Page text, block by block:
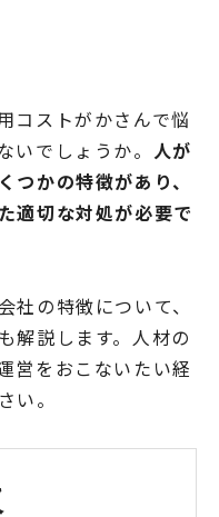
コストがかさんで悩
いでしょうか。 人が
つかの特徴があり、
適切な対処が必要で
の特徴について、
解説します。人材の
営をおこないたい経
い。